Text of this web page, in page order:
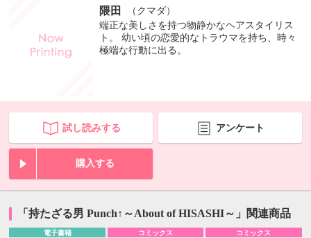
隈田
（クマダ）
端正な美しさを持つ物静かなヘアスタイリス
ト。 幼い頃の恋愛的なトラウマを持ち、時々
極端な行動に出る。
試し読みする アンケート
購入する
「持たざる男 Punch↑～About of HISASHI～」関連商品
電子書籍 コミックス コミックス